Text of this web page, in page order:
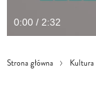
0:00 / 2:32
Strona główna Kultura